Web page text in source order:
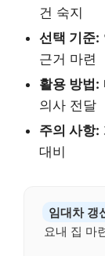
건 숙지
선택 기준:
근거 마련
활용 방법:
의사 전달
주의 사항:
대비
임대차 갱
요내 집 마